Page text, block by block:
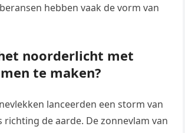
hebben vaak de vorm van
noorderlicht met
te maken?
lanceerden een storm van
richting de aarde. De zonnevlam van